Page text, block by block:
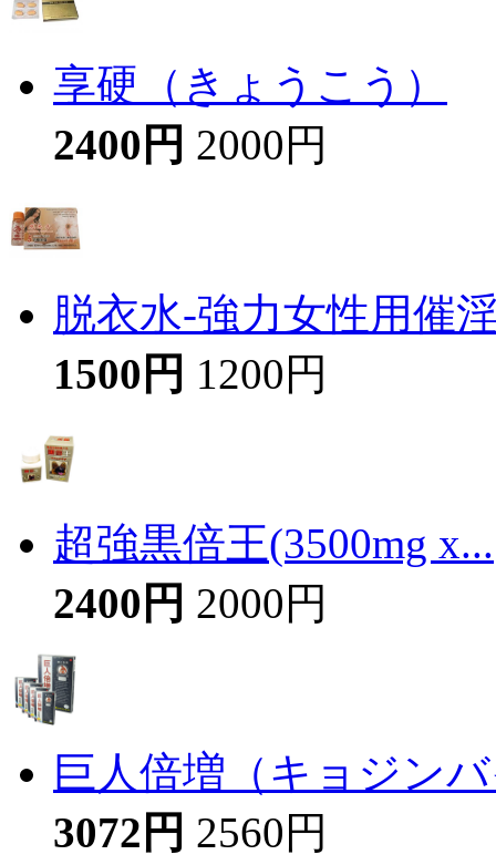
享硬（きょうこう）
2400円 2000円
脱衣水-強力女性用催
1500円 1200円
超強黒倍王(3500mg x...
2400円 2000円
巨人倍増（キョジン
3072円 2560円